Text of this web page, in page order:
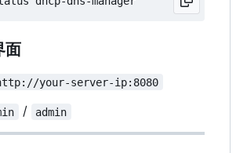
面
your-server-ip:8080
/ admin